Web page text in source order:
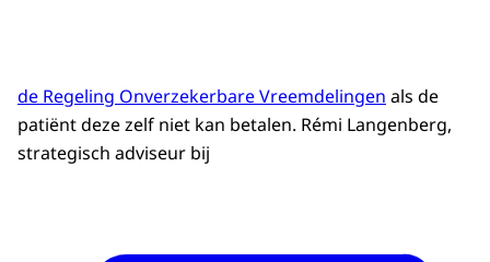
de Regeling Onverzekerbare Vreemdelingen als de
patiënt deze zelf niet kan betalen. Rémi Langenberg,
strategisch adviseur bij